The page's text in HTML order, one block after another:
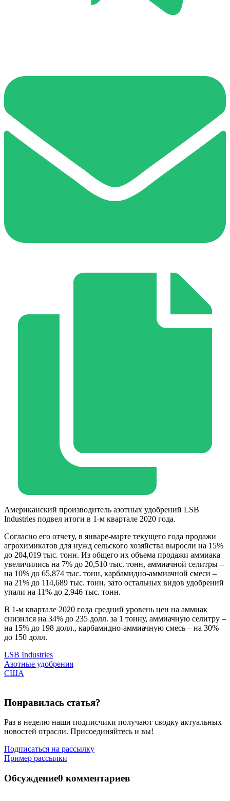
Американский производитель азотных удобрений LSB
Industries подвел итоги в 1-м квартале 2020 года.
Согласно его отчету, в январе-марте текущего года продажи
агрохимикатов для нужд сельского хозяйства выросли на 15%
до 204,019 тыс. тонн. Из общего их объема продажи аммиака
увеличились на 7% до 20,510 тыс. тонн, аммиачной селитры –
на 10% до 65,874 тыс. тонн, карбамидно-аммиачной смеси –
на 21% до 114,689 тыс. тонн, зато остальных видов удобрений
упали на 11% до 2,946 тыс. тонн.
В 1-м квартале 2020 года средний уровень цен на аммиак
снизился на 34% до 235 долл. за 1 тонну, аммиачную селитру –
на 15% до 198 долл., карбамидно-аммиачную смесь – на 30%
до 150 долл.
LSB Industries
Азотные удобрения
США
Понравилась статья?
Раз в неделю наши подписчики получают сводку актуальных
новостей отрасли. Присоединяйтесь и вы!
Подписаться на рассылку
Пример рассылки
Обсуждение0 комментариев